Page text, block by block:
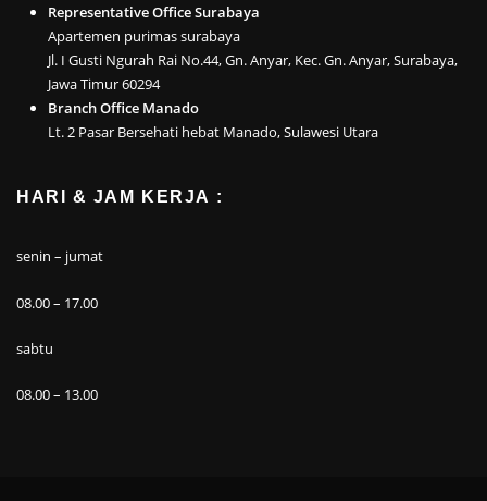
Representative Office Surabaya
Apartemen purimas surabaya
Jl. I Gusti Ngurah Rai No.44, Gn. Anyar, Kec. Gn. Anyar, Surabaya,
Jawa Timur 60294
Branch Office Manado
Lt. 2 Pasar Bersehati hebat Manado, Sulawesi Utara
HARI & JAM KERJA :
senin – jumat
08.00 – 17.00
sabtu
08.00 – 13.00